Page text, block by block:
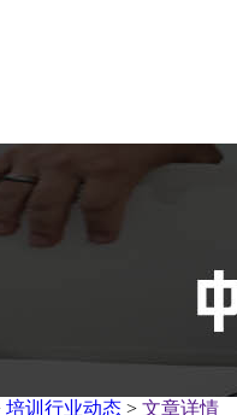
培训行业动态 > 文章详情